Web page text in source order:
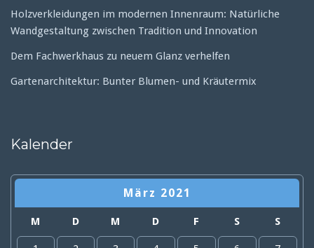
Holzverkleidungen im modernen Innenraum: Natürliche
Wandgestaltung zwischen Tradition und Innovation
Dem Fachwerkhaus zu neuem Glanz verhelfen
Gartenarchitektur: Bunter Blumen- und Kräutermix
Kalender
März 2021
M D M D F S S